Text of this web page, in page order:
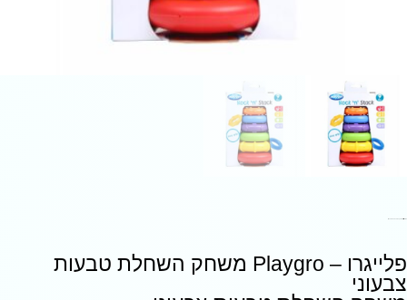
פלייגרו – Playgro משחק השחלת טבעות
צבעוני